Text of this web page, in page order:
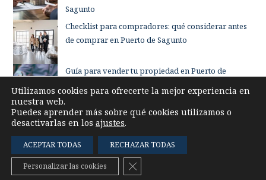
Sagunto
Checklist para compradores: qué considerar antes
de comprar en Puerto de Sagunto
Guía para vender tu propiedad en Puerto de
© 2023_ INMOALTE, S.L. todos los derechos reservados.
Utilizamos cookies para ofrecerte la mejor experiencia en
nuestra web.
Puedes aprender más sobre qué cookies utilizamos o
desactivarlas en los ajustes.
ACEPTAR TODAS RECHAZAR TODAS
Personalizar las cookies Cerrar el banner de cookies